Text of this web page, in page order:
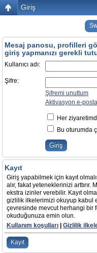
Giriş
Mesaj panosu, profilleri
giriş yapmanızı gerekli
Kullanıcı adı:
Şifre:
Şifremi unuttum
Aktivasyon e-
Her
Bu oturumda
Kayıt
Giriş yapabilmek için kayıt
alır, fakat yeteneklerinizi arttırır.
ekstra izinler verebilir. Kayıt
gizlilik ilkelerimizi okuyup kabul
çevresinde mevcut herhangi bir
okuduğunuza emin olun.
Kullanım koşulları
Gizlilik
Kayıt